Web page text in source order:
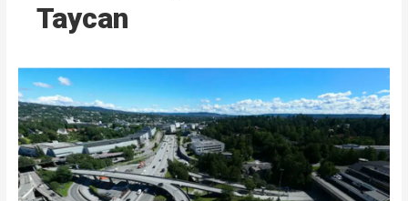
Taycan